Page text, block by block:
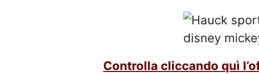
Controlla cliccando quì